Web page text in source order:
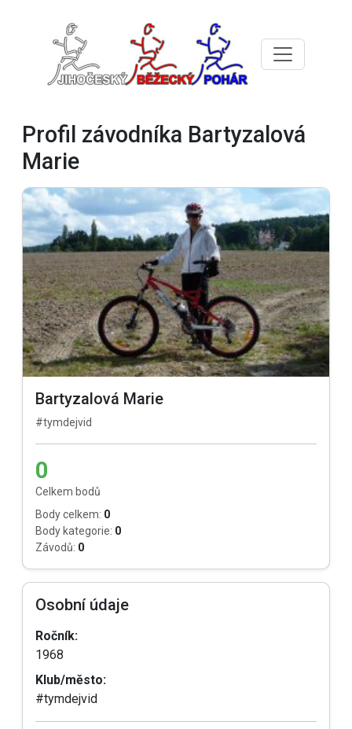
Profil závodníka Bartyzalová
Marie
Bartyzalová Marie
#tymdejvid
0
Celkem bodů
Body celkem: 0
Body kategorie: 0
Závodů: 0
Osobní údaje
Ročník:
1968
Klub/město:
#tymdejvid